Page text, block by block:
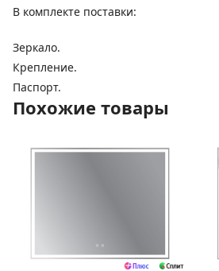
В комплекте поставки:
Зеркало.
Крепление.
Паспорт.
Похожие товары